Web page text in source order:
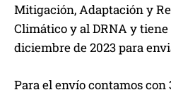
Mitigación, Adaptación y
Climático y al DRNA y tiene
diciembre de 2023 para
Para el envío contamos con